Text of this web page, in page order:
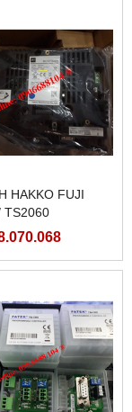
HAKKO FUJI
TS2060